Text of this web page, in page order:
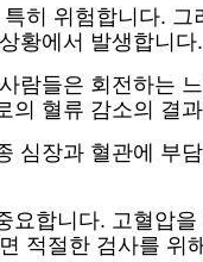
히 위험합니다. 그
황에서 발생합니
람들은 회전하는
의 혈류 감소의 결
심장과 혈관에 부
합니다. 고혈압
적절한 검사를 위